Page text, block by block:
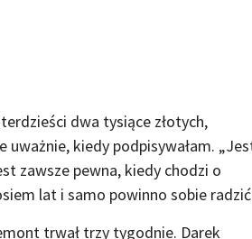
dwa tysiące złotych,
uważnie, kiedy podpisywałam.
zawsze pewna, kiedy chodzi o
lat i samo powinno sobie
trwał trzy tygodnie. Darek